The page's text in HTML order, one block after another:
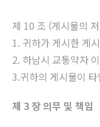
제 10 조 (게시물의
1. 귀하가 게시한 게
2. 하남시 교통약자
3.귀하의 게시물이
제 3 장 의무 및 책임